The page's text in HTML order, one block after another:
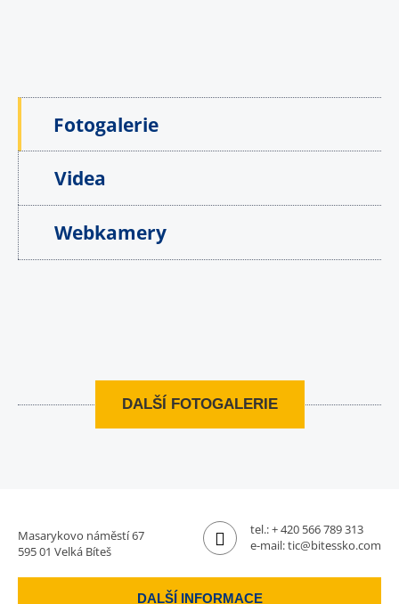
Fotogalerie
Videa
Webkamery
DALŠÍ FOTOGALERIE
Masarykovo náměstí 67
595 01 Velká Bíteš
tel.:+ 420 566 789 313
e-mail:tic@bitessko.com
DALŠÍ INFORMACE